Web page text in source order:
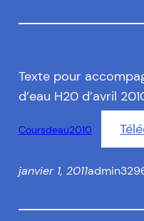
Texte pour
d’eau H20 d’avril
Coursdeau2010
janvier 1, 2011